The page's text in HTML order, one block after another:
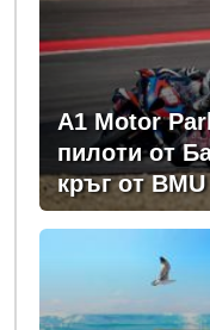
A1 Motor
пилоти от
кръг от